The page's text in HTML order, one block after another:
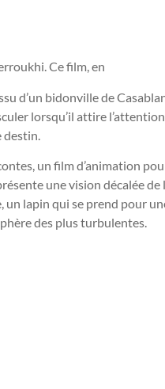
Ce film, en
d’un bidonville de
lorsqu’il attire
un film d’animation
une vision décalée de
lapin qui se prend pour
des plus turbulentes.